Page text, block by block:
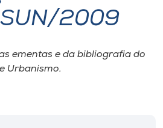
2009
ementas e da bibliografia do
Urbanismo.